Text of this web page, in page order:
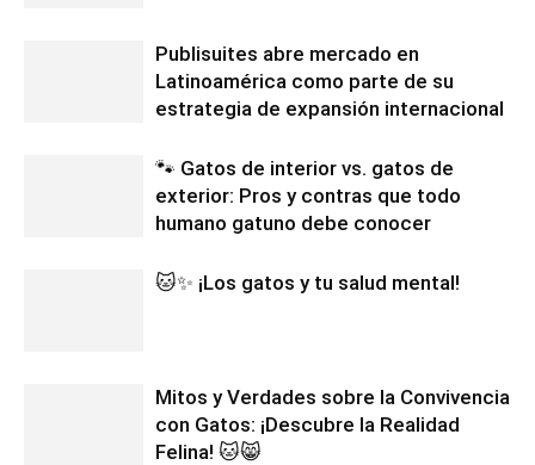
Publisuites abre mercado en
Latinoamérica como parte de su
estrategia de expansión internacional
🐾 Gatos de interior vs. gatos de
exterior: Pros y contras que todo
humano gatuno debe conocer
🐱✨ ¡Los gatos y tu salud mental!
Mitos y Verdades sobre la Convivencia
con Gatos: ¡Descubre la Realidad
Felina! 🐱😸